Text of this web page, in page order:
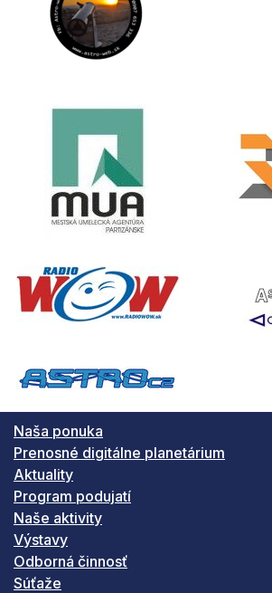
Naša ponuka
Prenosné digitálne planetárium
Aktuality
Program podujatí
Naše aktivity
Výstavy
Odborná činnosť
Súťaže